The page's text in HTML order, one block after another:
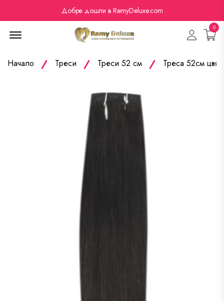
Добре дошли в RemyDeluxe.com
0
Начало Треси Треси 52 см Треса 52см цвят